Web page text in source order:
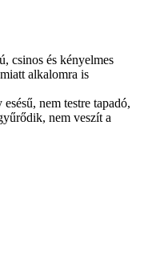
csinos és kényelmes
alkalomra is
nem testre tapadó,
nem veszít a